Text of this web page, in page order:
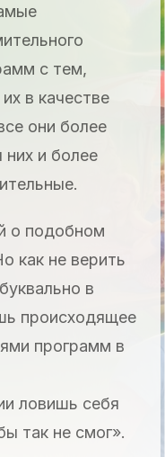
с тем,
в качестве
они более
них и более
о подобном
как не верить
в
происходящее
программ в
ловишь себя
так не смог».